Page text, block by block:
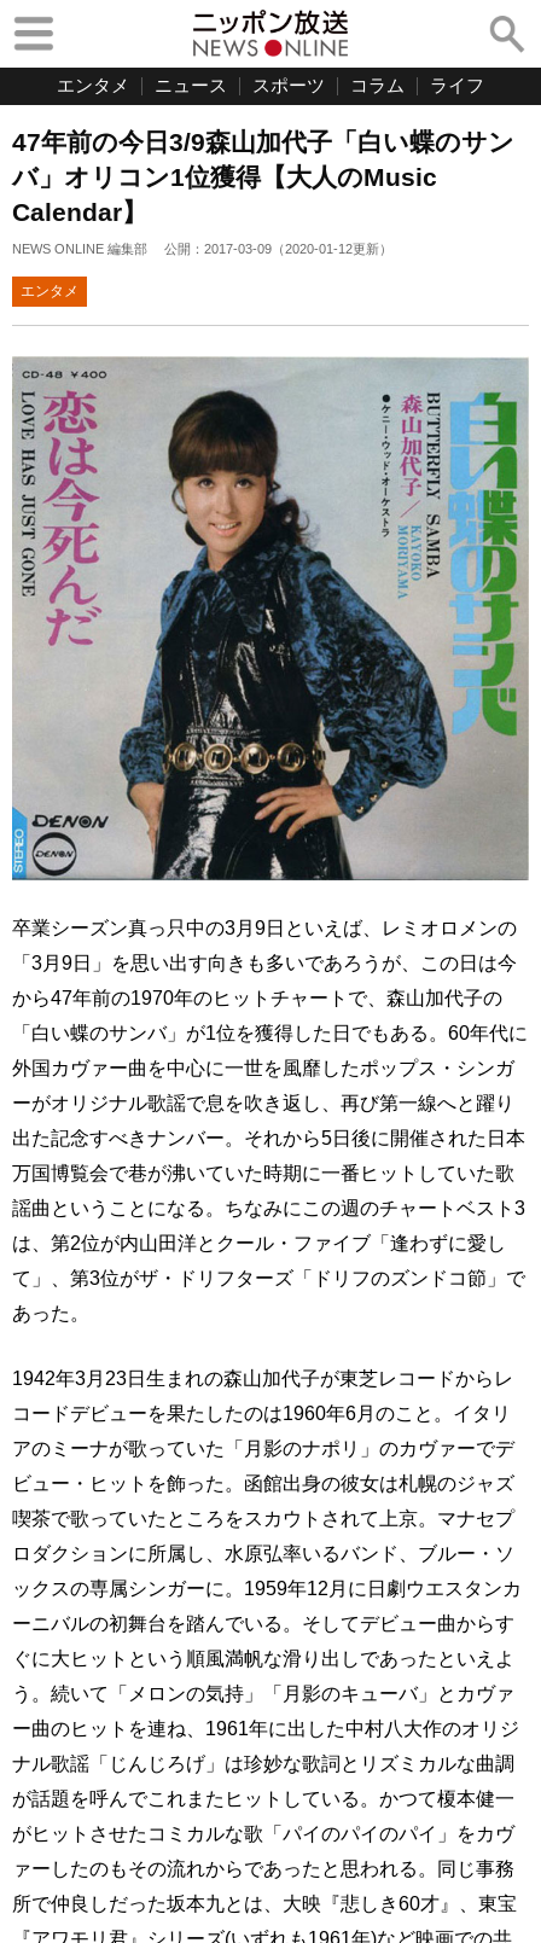
エンタメ ニュース スポーツ コラム ライフ
47年前の今日3/9森山加代子「白い蝶のサン
バ」オリコン1位獲得【大人のMusic
Calendar】
NEWS ONLINE 編集部 公開： 2017-03-09 （2020-01-12更新）
エンタメ
卒業シーズン真っ只中の3月9日といえば、レミオロメンの
「3月9日」を思い出す向きも多いであろうが、この日は今
から47年前の1970年のヒットチャートで、森山加代子の
「白い蝶のサンバ」が1位を獲得した日でもある。60年代に
外国カヴァー曲を中心に一世を風靡したポップス・シンガ
ーがオリジナル歌謡で息を吹き返し、再び第一線へと躍り
出た記念すべきナンバー。それから5日後に開催された日本
万国博覧会で巷が沸いていた時期に一番ヒットしていた歌
謡曲ということになる。ちなみにこの週のチャートベスト3
は、第2位が内山田洋とクール・ファイブ「逢わずに愛し
て」、第3位がザ・ドリフターズ「ドリフのズンドコ節」で
あった。
1942年3月23日生まれの森山加代子が東芝レコードからレ
コードデビューを果たしたのは1960年6月のこと。イタリ
アのミーナが歌っていた「月影のナポリ」のカヴァーでデ
ビュー・ヒットを飾った。函館出身の彼女は札幌のジャズ
喫茶で歌っていたところをスカウトされて上京。マナセプ
ロダクションに所属し、水原弘率いるバンド、ブルー・ソ
ックスの専属シンガーに。1959年12月に日劇ウエスタンカ
ーニバルの初舞台を踏んでいる。そしてデビュー曲からす
ぐに大ヒットという順風満帆な滑り出しであったといえよ
う。続いて「メロンの気持」「月影のキューバ」とカヴァ
ー曲のヒットを連ね、1961年に出した中村八大作のオリジ
ナル歌謡「じんじろげ」は珍妙な歌詞とリズミカルな曲調
が話題を呼んでこれまたヒットしている。かつて榎本健一
がヒットさせたコミカルな歌「パイのパイのパイ」をカヴ
ァーしたのもその流れからであったと思われる。同じ事務
所で仲良しだった坂本九とは、大映『悲しき60才』、東宝
『アワモリ君』シリーズ(いずれも1961年)など映画での共